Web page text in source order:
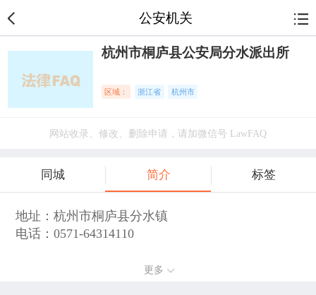
公安机关
杭州市桐庐县公安局分水派出所
区域： 浙江省 杭州市
网站收录、修改、删除申请，请加微信号 LawFAQ
同城 简介 标签
地址：杭州市桐庐县分水镇
电话：0571-64314110
更多